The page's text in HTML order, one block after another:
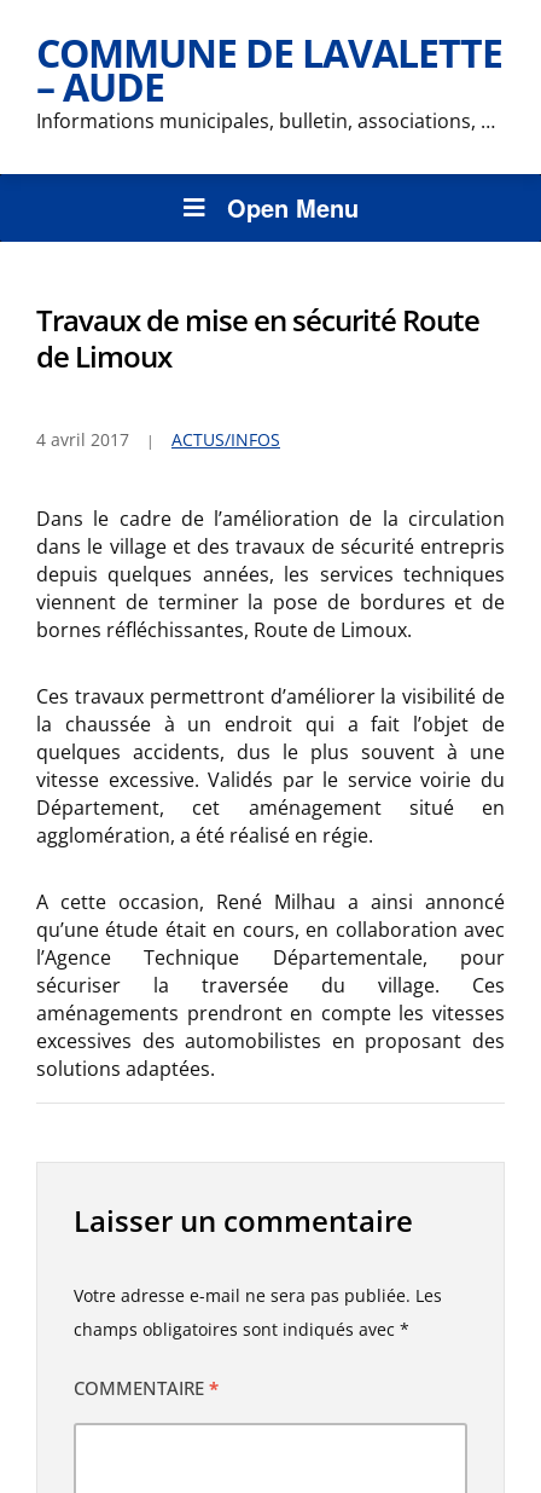
COMMUNE DE LAVALETTE
– AUDE
Informations municipales, bulletin, associations, …
Open Menu
Travaux de mise en sécurité Route
de Limoux
4 avril 2017 ACTUS/INFOS
Dans le cadre de l’amélioration de la circulation
dans le village et des travaux de sécurité entrepris
depuis quelques années, les services techniques
viennent de terminer la pose de bordures et de
bornes réfléchissantes, Route de Limoux.
Ces travaux permettront d’améliorer la visibilité de
la chaussée à un endroit qui a fait l’objet de
quelques accidents, dus le plus souvent à une
vitesse excessive. Validés par le service voirie du
Département, cet aménagement situé en
agglomération, a été réalisé en régie.
A cette occasion, René Milhau a ainsi annoncé
qu’une étude était en cours, en collaboration avec
l’Agence Technique Départementale, pour
sécuriser la traversée du village. Ces
aménagements prendront en compte les vitesses
excessives des automobilistes en proposant des
solutions adaptées.
Laisser un commentaire
Votre adresse e-mail ne sera pas publiée. Les
champs obligatoires sont indiqués avec *
COMMENTAIRE *